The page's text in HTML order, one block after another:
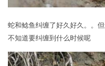
蛇和鲶鱼纠缠了好久好久。。
不知道要纠缠到什么时候呢